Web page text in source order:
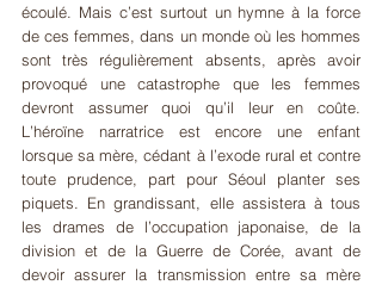
écoulé. Mais c’est surtout un hymne à la force
de ces femmes, dans un monde où les hommes
sont très régulièrement absents, après avoir
provoqué une catastrophe que les femmes
devront assumer quoi qu’il leur en coûte.
L’héroïne narratrice est encore une enfant
lorsque sa mère, cédant à l’exode rural et contre
toute prudence, part pour Séoul planter ses
piquets. En grandissant, elle assistera à tous
les drames de l’occupation japonaise, de la
division et de la Guerre de Corée, avant de
devoir assurer la transmission entre sa mère